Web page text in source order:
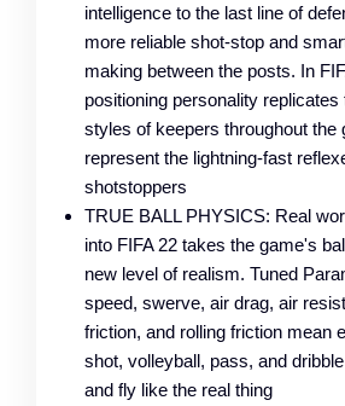
intelligence to the last line of
more reliable shot-stop and
making between the posts. In
positioning personality replicates
styles of keepers throughout the
represent the lightning-fast
shotstoppers
TRUE BALL PHYSICS: Real
into FIFA 22 takes the game's
new level of realism. Tuned
speed, swerve, air drag, air
friction, and rolling friction mean
shot, volleyball, pass, and
and fly like the real thing